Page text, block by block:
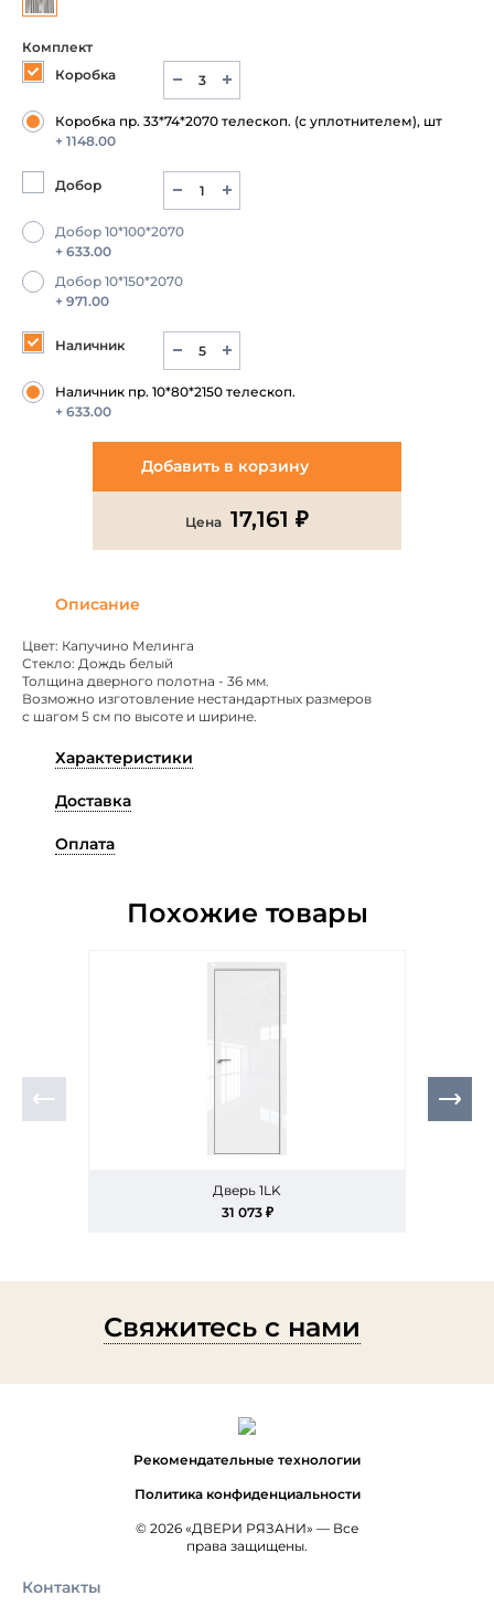
Комплект
Коробка
Коробка пр. 33*74*2070 телескоп. (с уплотнителем), шт
+ 1148.00
Добор
Добор 10*100*2070
+ 633.00
Добор 10*150*2070
+ 971.00
Наличник
Наличник пр. 10*80*2150 телескоп.
+ 633.00
Добавить в корзину
Цена 17,161 ₽
Описание
Цвет: Капучино Мелинга
Стекло: Дождь белый
Толщина дверного полотна - 36 мм.
Возможно изготовление нестандартных размеров
с шагом 5 см по высоте и ширине.
Характеристики
Доставка
Оплата
Похожие товары
Дверь 1LK
31 073 ₽
Свяжитесь с нами
Рекомендательные технологии
Политика конфиденциальности
© 2026 «ДВЕРИ РЯЗАНИ» — Все
права защищены.
Контакты